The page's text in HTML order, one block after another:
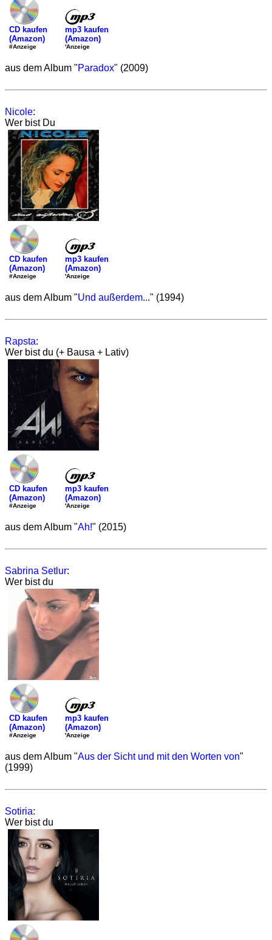
CD kaufen
(Amazon)
#Anzeige
mp3 kaufen
(Amazon)
'Anzeige
aus dem Album "Paradox" (2009)
Nicole:
Wer bist Du
CD kaufen
(Amazon)
#Anzeige
mp3 kaufen
(Amazon)
'Anzeige
aus dem Album "Und außerdem..." (1994)
Rapsta:
Wer bist du (+ Bausa + Lativ)
CD kaufen
(Amazon)
#Anzeige
mp3 kaufen
(Amazon)
'Anzeige
aus dem Album "Ah!" (2015)
Sabrina Setlur:
Wer bist du
CD kaufen
(Amazon)
#Anzeige
mp3 kaufen
(Amazon)
'Anzeige
aus dem Album "Aus der Sicht und mit den Worten von"
(1999)
Sotiria:
Wer bist du